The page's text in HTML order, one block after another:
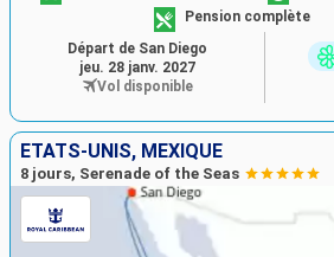
Pension complète
Départ de San Diego
jeu. 28 janv. 2027
Vol disponible
ÉTATS-UNIS, MEXIQUE
8 jours, Serenade of the Seas